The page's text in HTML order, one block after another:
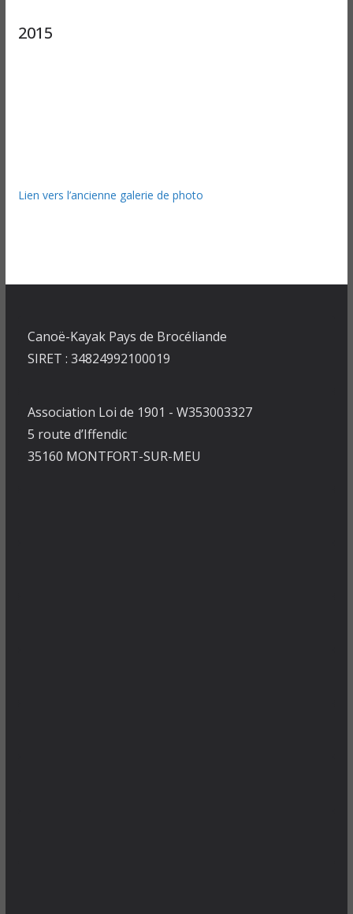
2015
Lien vers l’ancienne galerie de photo
Canoë-Kayak Pays de Brocéliande
SIRET : 34824992100019
Association Loi de 1901 - W353003327
5 route d’Iffendic
35160 MONTFORT-SUR-MEU